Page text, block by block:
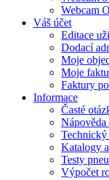
Webcam
Váš účet
Editace
Dodací
Moje
Moje
Faktury
Informace
Časté
Nápověda
Technický
Katalogy
Testy
Výpočet